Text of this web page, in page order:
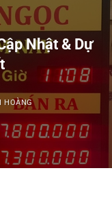
Nhật & Dự
HOÀNG